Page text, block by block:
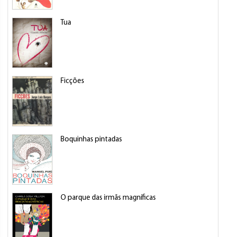
Tua
Ficções
Boquinhas pintadas
O parque das irmãs magníficas